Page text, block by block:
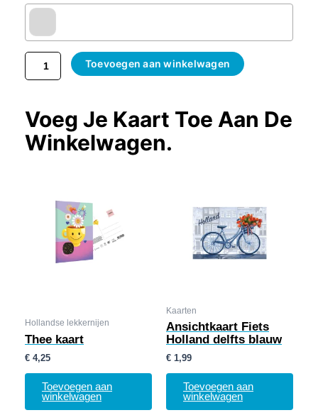
Toevoegen aan winkelwagen
Voeg Je Kaart Toe Aan De
Winkelwagen.
Hollandse lekkernijen
Thee kaart
€ 4,25
Toevoegen aan
winkelwagen
Kaarten
Ansichtkaart Fiets
Holland delfts blauw
€ 1,99
Toevoegen aan
winkelwagen